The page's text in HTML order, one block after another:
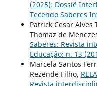
(2025): Dossiê
Tecendo Saberes
Patrick Cesar
Thomaz de
Saberes: Revista
Educação: n. 13
Marcela Santos
Rezende Filho,
Revista